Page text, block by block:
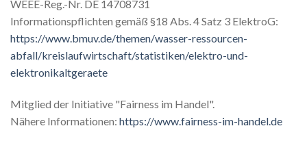
WEEE-Reg.-Nr. DE 14708731
Informationspflichten gemäß §18 Abs. 4 Satz 3 ElektroG:
https://www.bmuv.de/themen/wasser-ressourcen-
abfall/kreislaufwirtschaft/statistiken/elektro-und-
elektronikaltgeraete
Mitglied der Initiative "Fairness im Handel".
Nähere Informationen: https://www.fairness-im-handel.de